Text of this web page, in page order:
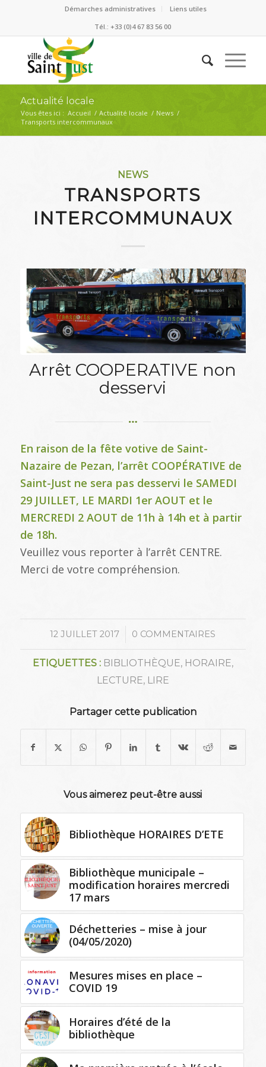
Démarches administratives
Liens utiles
Tél.: +33 (0)4 67 83 56 00
Actualité locale
Vous êtes ici : Accueil / Actualité locale / News /
Transports intercommunaux
NEWS
TRANSPORTS
INTERCOMMUNAUX
Arrêt COOPERATIVE non
desservi
En raison de la fête votive de Saint-
Nazaire de Pezan, l’arrêt COOPÉRATIVE de
Saint-Just ne sera pas desservi le SAMEDI
29 JUILLET, LE MARDI 1er AOUT et le
MERCREDI 2 AOUT de 11h à 14h et à partir
de 18h.
Veuillez vous reporter à l’arrêt CENTRE.
Merci de votre compréhension.
12 JUILLET 2017
/ 0 COMMENTAIRES
ETIQUETTES : BIBLIOTHÈQUE, HORAIRE,
LECTURE, LIRE
Partager cette publication
Vous aimerez peut-être aussi
Bibliothèque HORAIRES D’ETE
Bibliothèque municipale –
modification horaires mercredi
17 mars
Déchetteries – mise à jour
(04/05/2020)
Mesures mises en place –
COVID 19
Horaires d’été de la
bibliothèque